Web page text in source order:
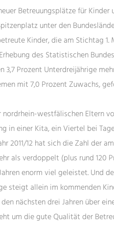
Betreuungsplätze für
unter den
Kinder, die am Stichtag
des Statistischen
3,7 Prozent Unterdreijährige
mit 7,0 Prozent Zuwachs,
westfälischen Eltern
in einer Kita, ein Viertel bei
2011/12 hat sich die Zahl der
als verdoppelt (plus rund 120
enorm viel geleistet. Und
steigt allein im kommenden
nächsten drei Jahren über
um die gute Qualität der